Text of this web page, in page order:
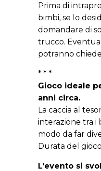
Prima di
bimbi, se lo
domandare di
trucco.
potranno
* * *
Gioco ideale
anni circa.
La caccia al
interazione tra i
modo da far
Durata del
L’evento si